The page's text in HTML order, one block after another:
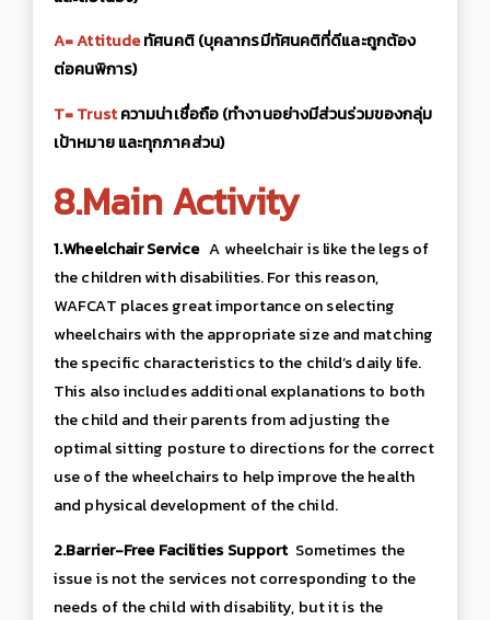
A= Attitudeทัศนคติ (บุคลากรมีทัศนคติที่ดีและถูกต้อง
ต่อคนพิการ)
T= Trustความน่าเชื่อถือ (ทำงานอย่างมีส่วนร่วมของกลุ่ม
เป้าหมาย และทุกภาคส่วน)
8.Main Activity
1.Wheelchair ServiceA wheelchair is like the legs of
the children with disabilities. For this reason,
WAFCAT places great importance on selecting
wheelchairs with the appropriate size and matching
the specific characteristics to the child’s daily life.
This also includes additional explanations to both
the child and their parents from adjusting the
optimal sitting posture to directions for the correct
use of the wheelchairs to help improve the health
and physical development of the child.
2.Barrier-Free Facilities Support Sometimes the
issue is not the services not corresponding to the
needs of the child with disability, but it is the